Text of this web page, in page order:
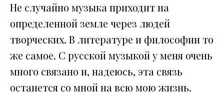
Не случайно музыка приходит на
определенной земле через людей
творческих. В литературе и философии то
же самое. С русской музыкой у меня очень
много связано и, надеюсь, эта связь
останется со мной на всю мою жизнь.